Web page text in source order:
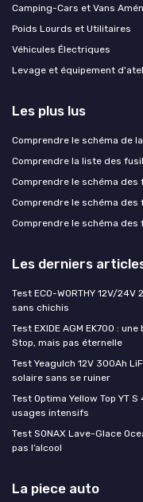
Camping-Cars et Vans
Poids Lourds et Utilitaires
Véhicules Électriques
Levage et équipement
Les plus lus
Comprendre le schéma de
Comprendre la liste des
Comprendre le schéma des
Comprendre le schéma des
Comprendre le schéma des
Les derniers
Test ECO-WORTHY 12V/
sans chichis
Test EXIDE AGM EK700 :
Stop, mais pas éternelle
Test Yeagulch 12V 300Ah
solaire sans se ruiner
Test Optima Yellow Top YT
usages intensifs
Test SONAX Lave-Glace
pas l’alcool
La piece auto